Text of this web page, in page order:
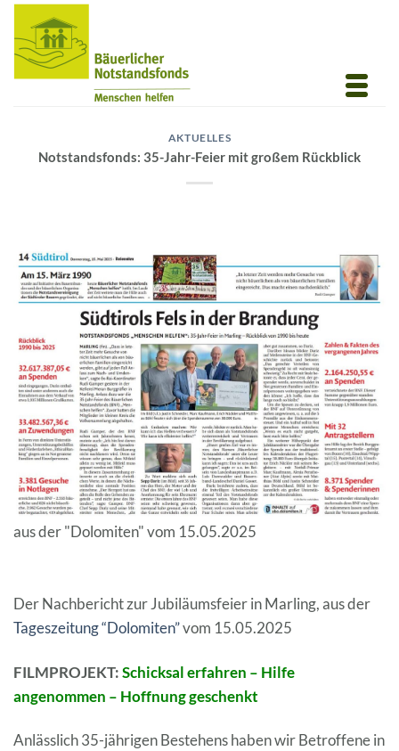
Inhalt
springen
AKTUELLES
Notstandsfonds: 35-Jahr-Feier mit großem Rückblick
aus der "Dolomiten" vom 15.05.2025
Der Nachbericht zur Jubiläumsfeier in Marling, aus der
Tageszeitung “Dolomiten”vom 15.05.2025
FILMPROJEKT:Schicksal erfahren – Hilfe
angenommen – Hoffnung geschenkt
Anlässlich 35-jährigen Bestehens haben wir Betroffene in